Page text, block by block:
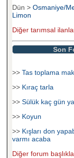
Dün > Osmaniye/
Limon
Diğer tarımsal
Son
>> Tas toplama
>> Kıraç tarla
>> Sülük kaç gün
>> Koyun
>> Kışları don
varmı acaba
Diğer forum